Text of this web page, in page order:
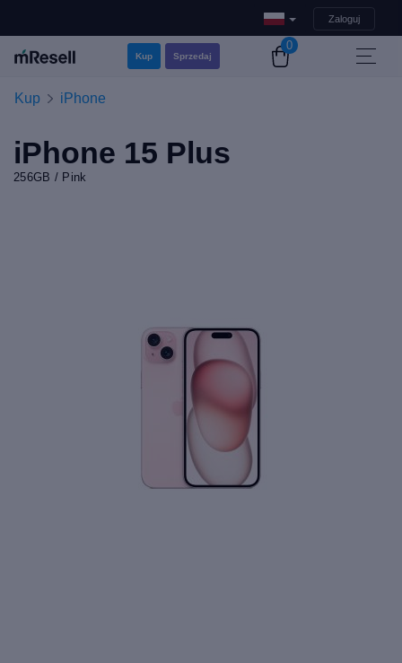
Zaloguj
Kup Sprzedaj
0
Kup iPhone
iPhone 15 Plus
256GB / Pink